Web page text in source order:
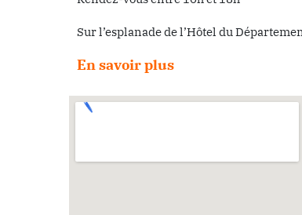
Sur l’esplanade de l’Hôtel du
En savoir plus